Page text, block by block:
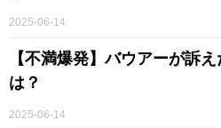
2025-06-14
【不満爆発】バウアーが訴え
は？
2025-06-14